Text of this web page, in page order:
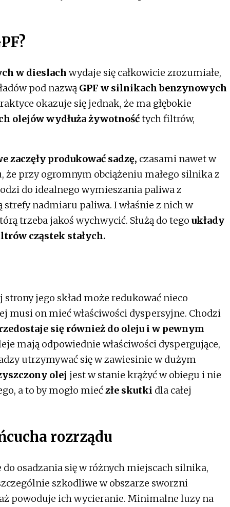
w dieslachwydaje się całkowicie zrozumiałe,
pod nazwą GPF w silnikach benzynowych
okazuje się jednak, że ma głębokie
olejów wydłuża żywotnośćtych filtrów,
zaczęły produkować sadzę, czasami nawet w
przy ogromnym obciążeniu małego silnika z
do idealnego wymieszania paliwa z
nadmiaru paliwa. I właśnie z nich w
trzeba jakoś wychwycić. Służą do tego układy
cząstek stałych.
strony jego skład może redukować nieco
musi on mieć właściwości dyspersyjne. Chodzi
się również do oleju i w pewnym
mają odpowiednie właściwości dyspergujące,
utrzymywać się w zawiesinie w dużym
olej jest w stanie krążyć w obiegu i nie
a to by mogło miećzłe skutki dla całej
rozrządu
osadzania się w różnych miejscach silnika,
szkodliwe w obszarze sworzni
powoduje ich wycieranie. Minimalne luzy na